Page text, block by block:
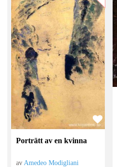
Porträtt av en kvinna
av Amedeo Modigliani